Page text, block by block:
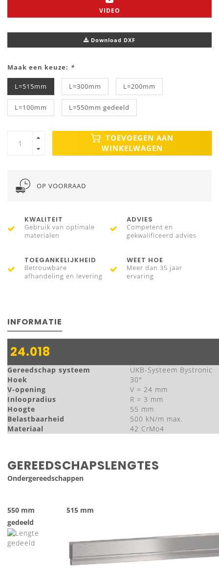
VIDEO
Download DXF
Maak een keuze: *
L=515mm L=300mm L=200mm
L=100mm L=550mm gedeeld
TOEVOEGEN AAN
WINKELWAGEN
OP VOORRAAD
KWALITEIT
Gebruik van optimale
materialen
ADVIES
Competent en
gekwalificeerd advies
TOEGANKELIJKHEID
Betrouwbare
afhandeling en levering
WEET HOE
Meer dan 35 jaar
ervaring
INFORMATIE
24.018
Gereedschap systeem
UKB-Systeem Bystronic
Hoek
30°
V-opening
V = 24 mm
Inloopradius
R = 3 mm
Hoogte
55 mm
Belastbaarheid
500 kN/m max.
Materiaal
42 CrMo4
GEREEDSCHAPSLENGTES
Ondergereedschappen
550 mm
gedeeld
515 mm